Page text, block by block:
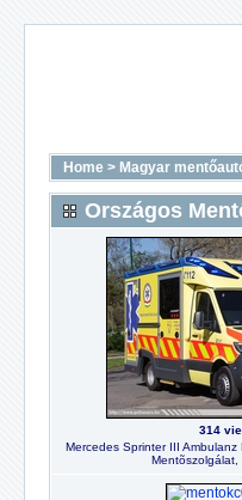
Home > Magyar
Országos
314
Mercedes Sprinter III
Mentõszolgálat,